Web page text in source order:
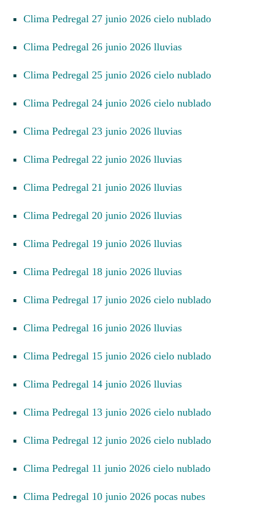
Clima Pedregal 27 junio 2026 cielo nublado
Clima Pedregal 26 junio 2026 lluvias
Clima Pedregal 25 junio 2026 cielo nublado
Clima Pedregal 24 junio 2026 cielo nublado
Clima Pedregal 23 junio 2026 lluvias
Clima Pedregal 22 junio 2026 lluvias
Clima Pedregal 21 junio 2026 lluvias
Clima Pedregal 20 junio 2026 lluvias
Clima Pedregal 19 junio 2026 lluvias
Clima Pedregal 18 junio 2026 lluvias
Clima Pedregal 17 junio 2026 cielo nublado
Clima Pedregal 16 junio 2026 lluvias
Clima Pedregal 15 junio 2026 cielo nublado
Clima Pedregal 14 junio 2026 lluvias
Clima Pedregal 13 junio 2026 cielo nublado
Clima Pedregal 12 junio 2026 cielo nublado
Clima Pedregal 11 junio 2026 cielo nublado
Clima Pedregal 10 junio 2026 pocas nubes